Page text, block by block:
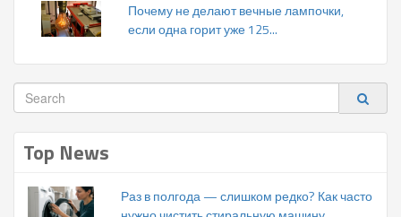
Почему не делают вечные лампочки,
если одна горит уже 125...
Top News
Раз в полгода — слишком редко? Как часто